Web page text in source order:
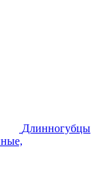
Длинногубцы